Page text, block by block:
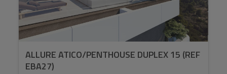
ALLURE ATICO/PENTHOUSE DUPLEX 15 (REF
EBA27)